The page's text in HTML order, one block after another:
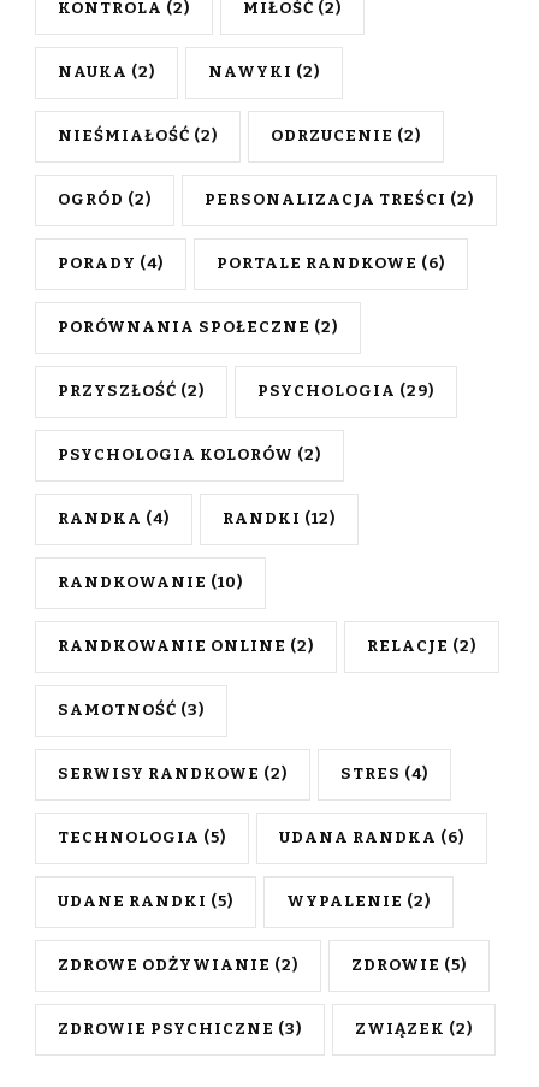
KONTROLA (2) MIŁOŚĆ (2)
NAUKA (2) NAWYKI (2)
NIEŚMIAŁOŚĆ (2) ODRZUCENIE (2)
OGRÓD (2) PERSONALIZACJA TREŚCI (2)
PORADY (4) PORTALE RANDKOWE (6)
PORÓWNANIA SPOŁECZNE (2)
PRZYSZŁOŚĆ (2) PSYCHOLOGIA (29)
PSYCHOLOGIA KOLORÓW (2)
RANDKA (4) RANDKI (12)
RANDKOWANIE (10)
RANDKOWANIE ONLINE (2) RELACJE (2)
SAMOTNOŚĆ (3)
SERWISY RANDKOWE (2) STRES (4)
TECHNOLOGIA (5) UDANA RANDKA (6)
UDANE RANDKI (5) WYPALENIE (2)
ZDROWE ODŻYWIANIE (2) ZDROWIE (5)
ZDROWIE PSYCHICZNE (3) ZWIĄZEK (2)